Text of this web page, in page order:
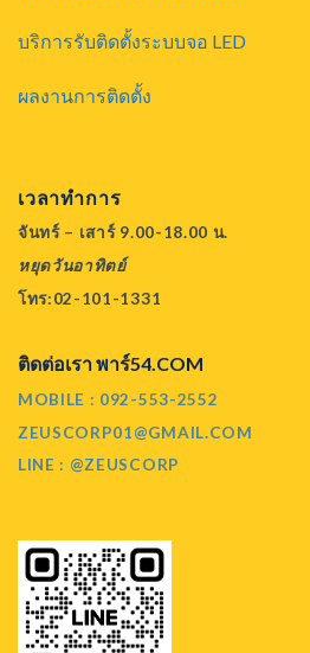
บริการรับติดตั้งระบบจอ LED
ผลงานการติดตั้ง
เวลาทำการ
จันทร์ – เสาร์ 9.00-18.00 น.
หยุดวันอาทิตย์
โทร:02-101-1331
ติดต่อเรา พาร์54.COM
MOBILE : 092-553-2552
ZEUSCORP01@GMAIL.COM
LINE : @ZEUSCORP